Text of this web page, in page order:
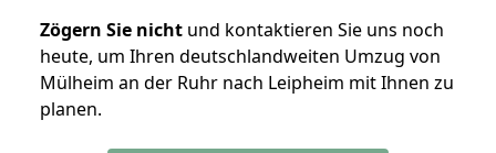
Zögern Sie nicht und kontaktieren Sie uns noch
heute, um Ihren deutschlandweiten Umzug von
Mülheim an der Ruhr nach Leipheim mit Ihnen zu
planen.